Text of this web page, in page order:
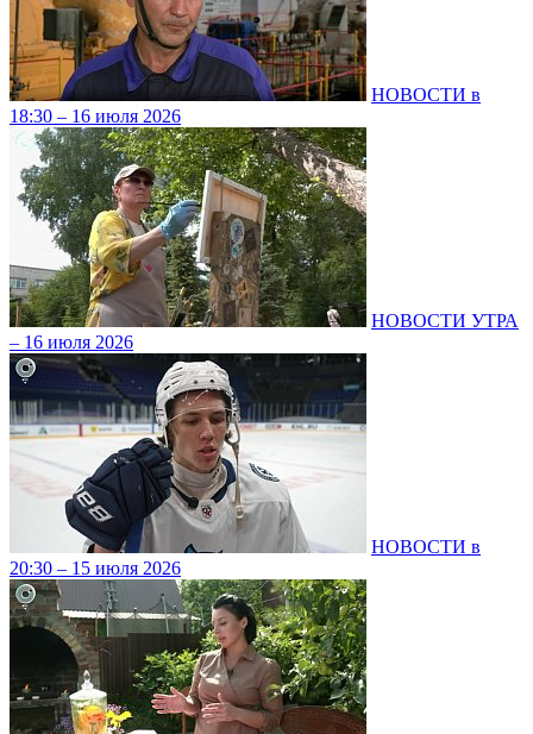
НОВОСТИ в
18:30 – 16 июля 2026
НОВОСТИ УТРА
– 16 июля 2026
НОВОСТИ в
20:30 – 15 июля 2026